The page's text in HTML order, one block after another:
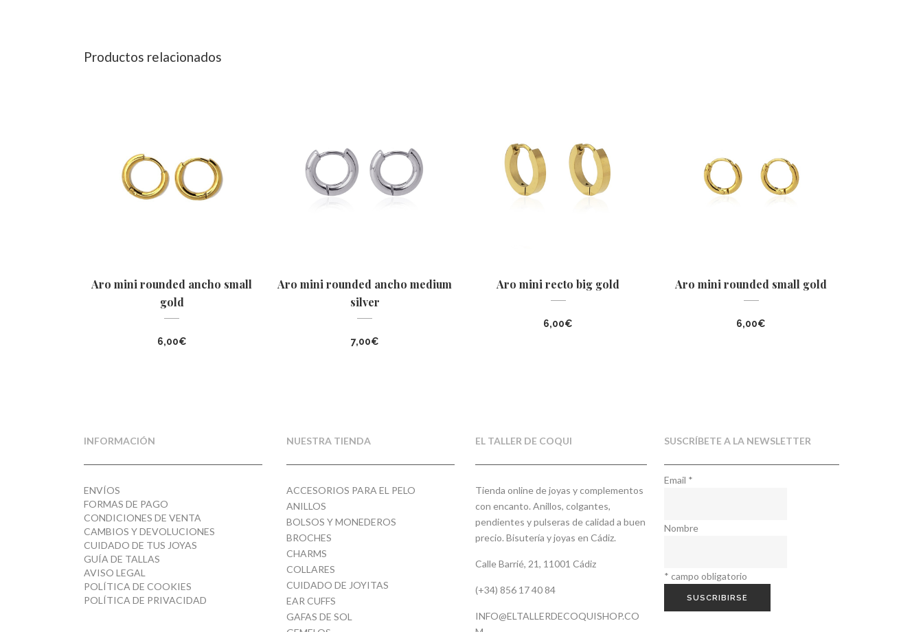
Productos relacionados
Aro mini rounded ancho small
gold
6,00€
Aro mini rounded ancho medium
silver
7,00€
Aro mini recto big gold
6,00€
Aro mini rounded small gold
6,00€
INFORMACIÓN
ENVÍOS
FORMAS DE PAGO
CONDICIONES DE VENTA
CAMBIOS Y DEVOLUCIONES
CUIDADO DE TUS JOYAS
GUÍA DE TALLAS
AVISO LEGAL
POLÍTICA DE COOKIES
POLÍTICA DE PRIVACIDAD
NUESTRA TIENDA
ACCESORIOS PARA EL PELO
ANILLOS
BOLSOS Y MONEDEROS
BROCHES
CHARMS
COLLARES
CUIDADO DE JOYITAS
EAR CUFFS
GAFAS DE SOL
EL TALLER DE COQUI
Tienda online de joyas y complementos
con encanto. Anillos, colgantes,
pendientes y pulseras de calidad a buen
precio. Bisutería y joyas en Cádiz.
Calle Barrié, 21, 11001 Cádiz
(+34) 856 17 40 84
INFO@ELTALLERDECOQUISHOP.CO
SUSCRÍBETE A LA NEWSLETTER
Email *
Nombre
* campo obligatorio